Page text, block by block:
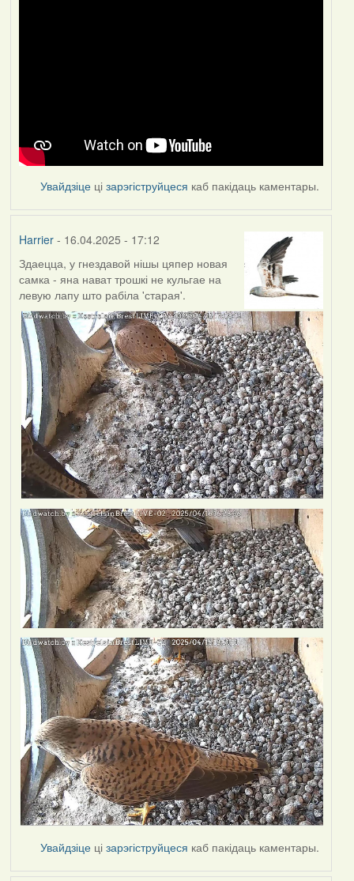
Увайдзіце цізарэгіструйцеся каб пакідаць каментары.
Harrier- 16.04.2025 - 17:12
Здаецца, у гнездавой нішы цяпер новая
самка - яна нават трошкі не кульгае на
левую лапу што рабіла 'старая'.
Увайдзіце цізарэгіструйцеся каб пакідаць каментары.